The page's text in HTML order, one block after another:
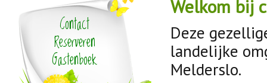
Contact
Reserveren
Gastenboek
Welkom bij
Deze
landelijke
Melderslo.